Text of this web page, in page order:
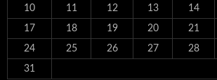
10 11 12 13 14
17 18 19 20 21
24 25 26 27 28
31